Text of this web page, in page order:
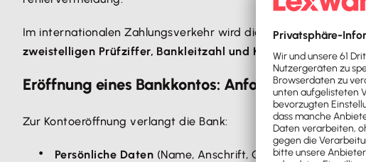
Im internationalen Zahlungsverkehr wird die IBAN
zweistelligen Prüfziffer, Bankleitzahl und Kontonummer.
Eröffnung eines Bankkontos: Anforderungen
Zur Kontoeröffnung verlangt die Bank:
Persönliche Daten (Name, Anschrift, Geburtsdatum)